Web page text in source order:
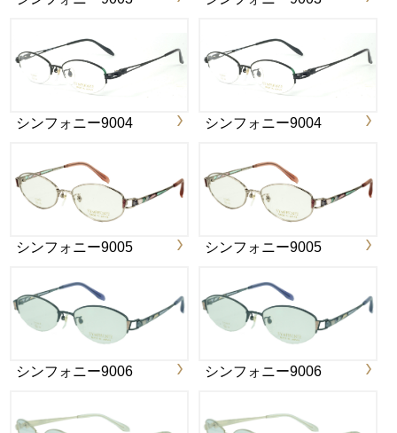
シンフォニー9004 シンフォニー9004
シンフォニー9005 シンフォニー9005
シンフォニー9006 シンフォニー9006